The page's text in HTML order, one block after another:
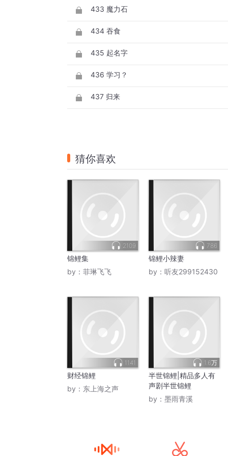
433 魔力石
434 吞食
435 起名字
436 学习？
437 归来
猜你喜欢
2109
锦鲤集
by： 菲琳飞飞
786
锦鲤小辣妻
by： 听友299152430
1141
财经锦鲤
by： 东上海之声
1.6万
半世锦鲤|精品多人有
声剧半世锦鲤
by： 墨雨青溪